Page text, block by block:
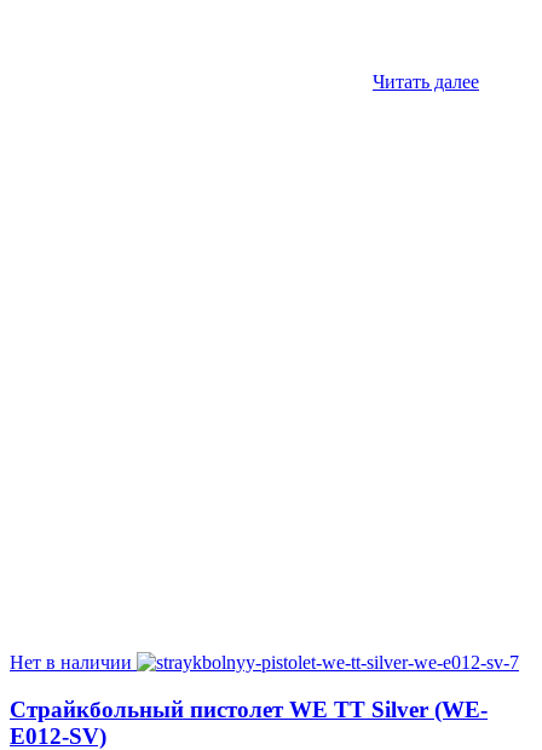
Читать далее
Нет в наличии
Страйкбольный пистолет WE TT Silver (WE-
E012-SV)